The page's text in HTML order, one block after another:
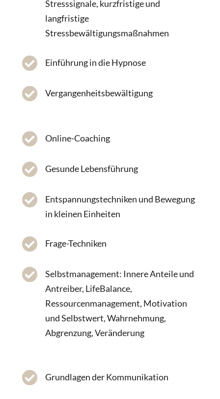
Stresssignale, kurzfristige und
langfristige
Stressbewältigungsmaßnahmen
 Einführung in die Hypnose
 Vergangenheitsbewältigung
 Online-Coaching
 Gesunde Lebensführung

Entspannungstechniken und Bewegung
in kleinen Einheiten
 Frage-Techniken

Selbstmanagement: Innere Anteile und
Antreiber, LifeBalance,
Ressourcenmanagement, Motivation
und Selbstwert, Wahrnehmung,
Abgrenzung, Veränderung
 Grundlagen der Kommunikation